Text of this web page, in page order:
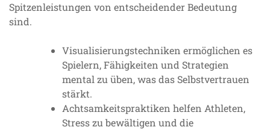
Spitzenleistungen von entscheidender Bedeutung
sind.
Visualisierungstechniken ermöglichen es
Spielern, Fähigkeiten und Strategien
mental zu üben, was das Selbstvertrauen
stärkt.
Achtsamkeitspraktiken helfen Athleten,
Stress zu bewältigen und die